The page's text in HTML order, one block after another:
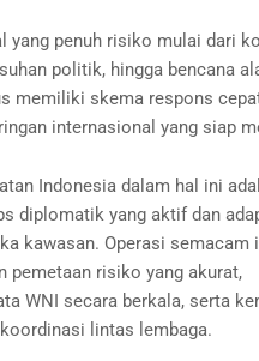
yang penuh risiko mulai dari
politik, hingga bencana
memiliki skema respons
internasional yang siap
Indonesia dalam hal ini
diplomatik yang aktif dan
kawasan. Operasi semacam
pemetaan risiko yang akurat,
WNI secara berkala, serta
lintas lembaga.